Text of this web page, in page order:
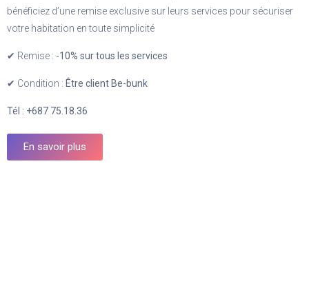
bénéficiez d’une remise exclusive sur leurs services pour sécuriser
votre habitation en toute simplicité
✔ Remise : -10% sur tous les services
✔ Condition : Être client Be-bunk
Tél : +687 75.18.36
En savoir plus